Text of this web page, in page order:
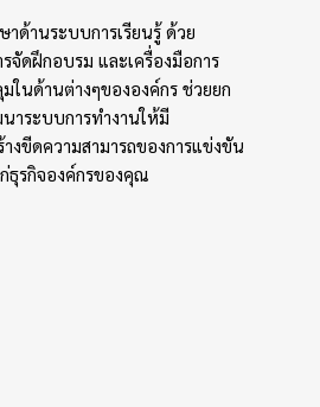
ด้านระบบการเรียนรู้ ด้วย
จัดฝึกอบรม และเครื่องมือการ
ในด้านต่างๆขององค์กร ช่วยยก
าระบบการทำงานให้มี
งขีดความสามารถของการแข่งขัน
รกิจองค์กรของคุณ